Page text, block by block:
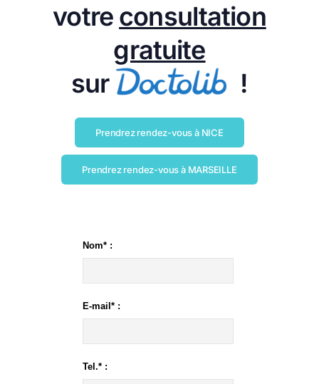
votre consultation
gratuite
sur
!
Prendrez rendez-vous à NICE
Prendrez rendez-vous à MARSEILLE